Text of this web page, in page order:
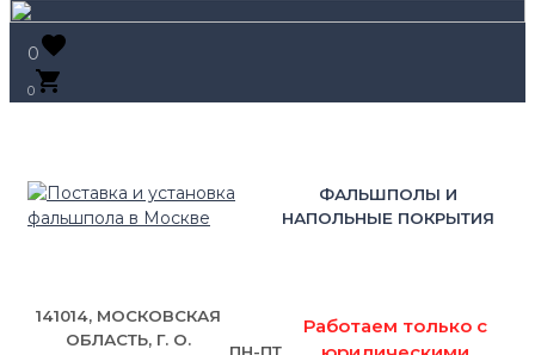
0
0
ФАЛЬШПОЛЫ И
НАПОЛЬНЫЕ ПОКРЫТИЯ
141014, МОСКОВСКАЯ
ОБЛАСТЬ, Г. О.
Работаем только с